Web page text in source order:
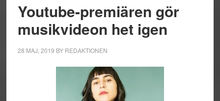
Youtube-premiären gör
musikvideon het igen
28 MAJ, 2019 BY REDAKTIONEN